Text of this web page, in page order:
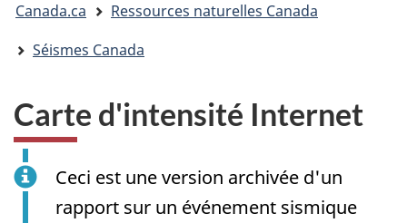
êtes
ici
Canada.ca
Ressources naturelles Canada
Séismes Canada
Carte d'intensité Internet
Ceci est une version archivée d'un
rapport sur un événement sismique